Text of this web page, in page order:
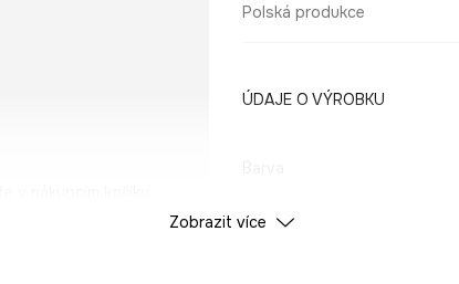
Polská produkce
ÚDAJE O VÝROBKU
ID produktu
Zobrazit více